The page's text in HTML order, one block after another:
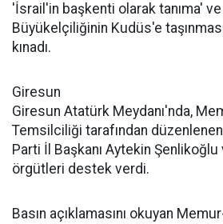
'İsrail'in başkenti olarak tanıma'
Büyükelçiliğinin Kudüs'e
kınadı.
Giresun
Giresun Atatürk Meydanı'nda,
Temsilciliği tarafından
Parti İl Başkanı Aytekin
örgütleri destek verdi.
Basın açıklamasını okuyan